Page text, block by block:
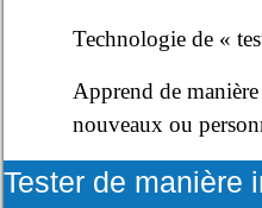
Technologie de «
Apprend de
nouveaux ou
Tester de manière